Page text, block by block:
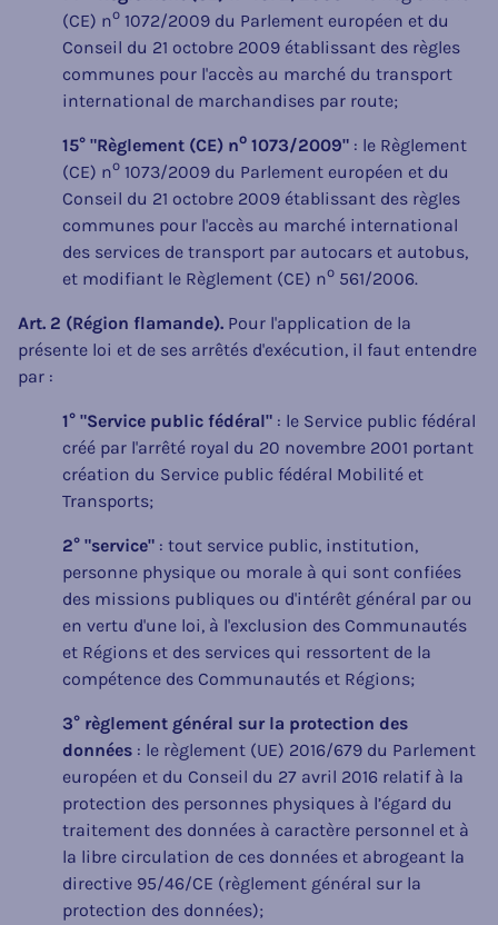
(CE) no 1072/2009 du Parlement européen et du
Conseil du 21 octobre 2009 établissant des règles
communes pour l'accès au marché du transport
international de marchandises par route;
15° "Règlement (CE) no 1073/2009" : le Règlement
(CE) no 1073/2009 du Parlement européen et du
Conseil du 21 octobre 2009 établissant des règles
communes pour l'accès au marché international
des services de transport par autocars et autobus,
et modifiant le Règlement (CE) no 561/2006.
Art. 2 (Région flamande). Pour l'application de la
présente loi et de ses arrêtés d'exécution, il faut entendre
par :
1° "Service public fédéral" : le Service public fédéral
créé par l'arrêté royal du 20 novembre 2001 portant
création du Service public fédéral Mobilité et
Transports;
2° "service" : tout service public, institution,
personne physique ou morale à qui sont confiées
des missions publiques ou d'intérêt général par ou
en vertu d'une loi, à l'exclusion des Communautés
et Régions et des services qui ressortent de la
compétence des Communautés et Régions;
3° règlement général sur la protection des
données : le règlement (UE) 2016/679 du Parlement
européen et du Conseil du 27 avril 2016 relatif à la
protection des personnes physiques à l’égard du
traitement des données à caractère personnel et à
la libre circulation de ces données et abrogeant la
directive 95/46/CE (règlement général sur la
protection des données);